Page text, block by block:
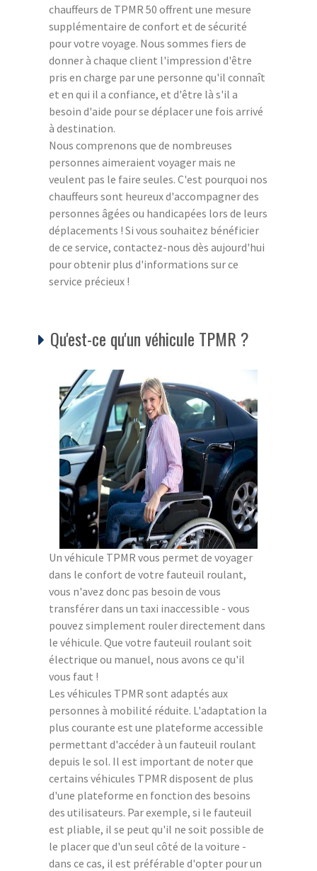
chauffeurs de TPMR 50 offrent une mesure
supplémentaire de confort et de sécurité
pour votre voyage. Nous sommes fiers de
donner à chaque client l'impression d'être
pris en charge par une personne qu'il connaît
et en qui il a confiance, et d'être là s'il a
besoin d'aide pour se déplacer une fois arrivé
à destination.
Nous comprenons que de nombreuses
personnes aimeraient voyager mais ne
veulent pas le faire seules. C'est pourquoi nos
chauffeurs sont heureux d'accompagner des
personnes âgées ou handicapées lors de leurs
déplacements ! Si vous souhaitez bénéficier
de ce service, contactez-nous dès aujourd'hui
pour obtenir plus d'informations sur ce
service précieux !
Qu'est-ce qu'un véhicule TPMR ?
Un véhicule TPMR vous permet de voyager
dans le confort de votre fauteuil roulant,
vous n'avez donc pas besoin de vous
transférer dans un taxi inaccessible - vous
pouvez simplement rouler directement dans
le véhicule. Que votre fauteuil roulant soit
électrique ou manuel, nous avons ce qu'il
vous faut !
Les véhicules TPMR sont adaptés aux
personnes à mobilité réduite. L'adaptation la
plus courante est une plateforme accessible
permettant d'accéder à un fauteuil roulant
depuis le sol. Il est important de noter que
certains véhicules TPMR disposent de plus
d'une plateforme en fonction des besoins
des utilisateurs. Par exemple, si le fauteuil
est pliable, il se peut qu'il ne soit possible de
le placer que d'un seul côté de la voiture -
dans ce cas, il est préférable d'opter pour un